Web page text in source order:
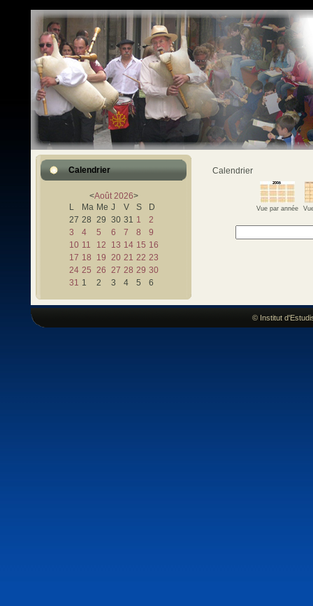
Calendrier
<Août 2026>
L
Ma Me J V S
D
27 28 29 30 31 1
2
3
4 5 6 7 8
9
10 11 12 13 14 15 16
17 18 19 20 21 22 23
24 25 26 27 28 29 30
31 1 2 3 4 5 6
Calendrier
Vue par année
© Institut